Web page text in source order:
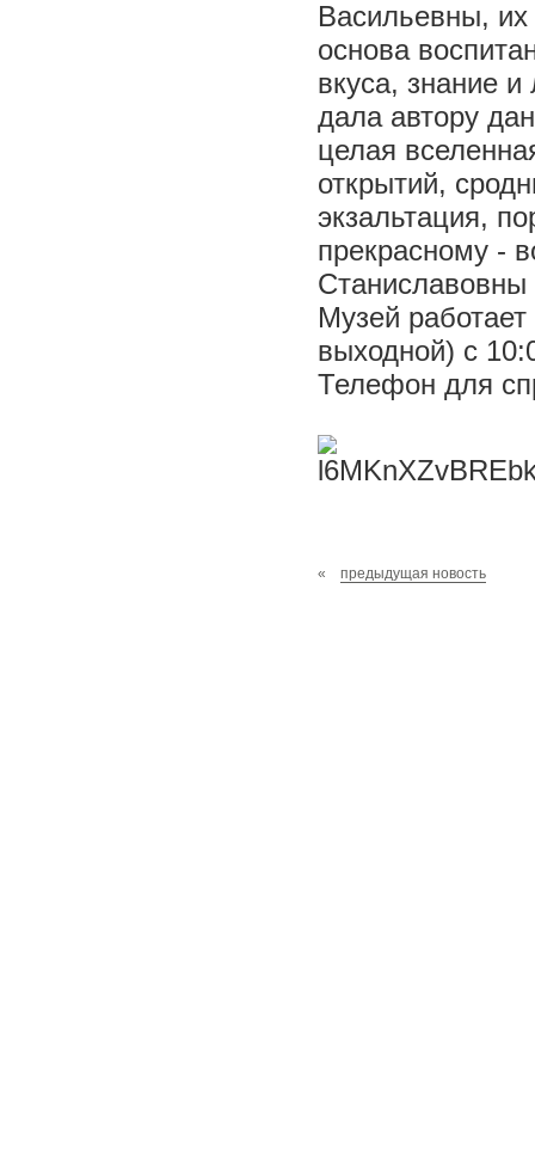
Васильевны, их
основа
вкуса, знание
дала автору
целая
открытий,
экзальтация,
прекрасному -
Станиславовны
Музей
выходной) с
Телефон для
« предыдущая новость